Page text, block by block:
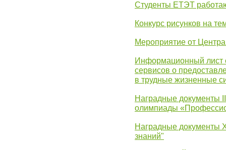
Студенты ЕТЭТ
Конкурс рисунков на
Мероприятие от
Информационный лист
сервисов о
в трудные жизненные
Наградные документы
олимпиады
Наградные документы
знаний"